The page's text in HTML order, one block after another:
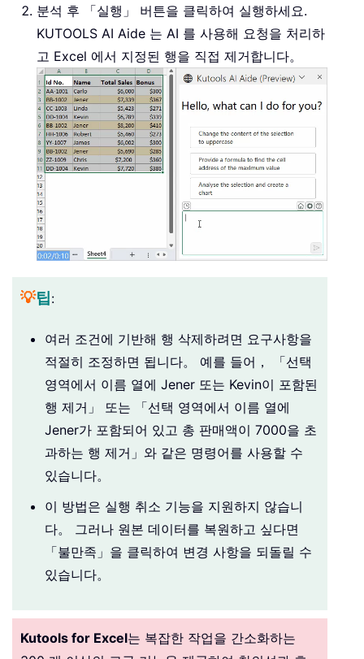
분석 후 「실행」 버튼을 클릭하여 실행하세요.
KUTOOLS AI Aide 는 AI 를 사용해 요청을 처리하
고 Excel 에서 지정된 행을 직접 제거합니다。
💡팁:
여러 조건에 기반해 행 삭제하려면 요구사항을
적절히 조정하면 됩니다。 예를 들어， 「선택
영역에서 이름 열에 Jener 또는 Kevin이 포함된
행 제거」 또는 「선택 영역에서 이름 열에
Jener가 포함되어 있고 총 판매액이 7000을 초
과하는 행 제거」와 같은 명령어를 사용할 수
있습니다。
이 방법은 실행 취소 기능을 지원하지 않습니
다。 그러나 원본 데이터를 복원하고 싶다면
「불만족」을 클릭하여 변경 사항을 되돌릴 수
있습니다。
Kutools for Excel는 복잡한 작업을 간소화하는